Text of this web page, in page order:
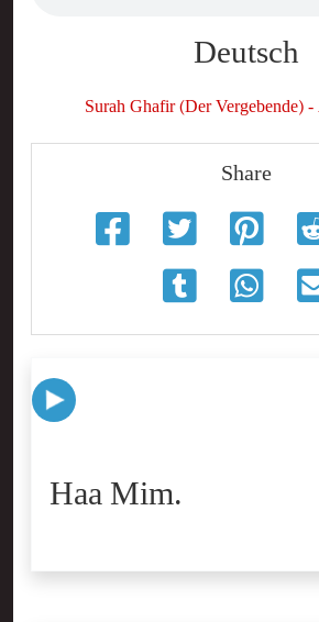
Deutsch
Surah Ghafir (Der Vergebende)
Share
Haa Mim.